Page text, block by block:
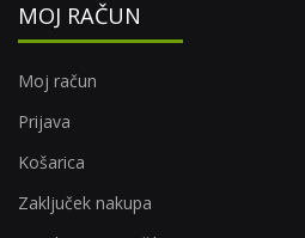
MOJ RAČUN
Moj račun
Prijava
Košarica
Zaključek nakupa